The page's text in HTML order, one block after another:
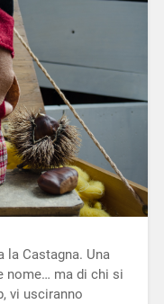
la Castagna. Una
nome… ma di chi si
vi usciranno